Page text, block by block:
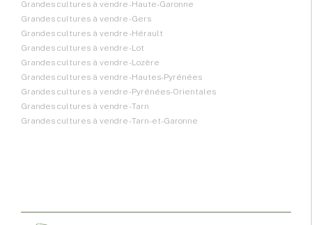
Grandes cultures à vendre - Haute-Garonne
Grandes cultures à vendre - Gers
Grandes cultures à vendre - Hérault
Grandes cultures à vendre - Lot
Grandes cultures à vendre - Lozère
Grandes cultures à vendre - Hautes-Pyrénées
Grandes cultures à vendre - Pyrénées-Orientales
Grandes cultures à vendre - Tarn
Grandes cultures à vendre - Tarn-et-Garonne